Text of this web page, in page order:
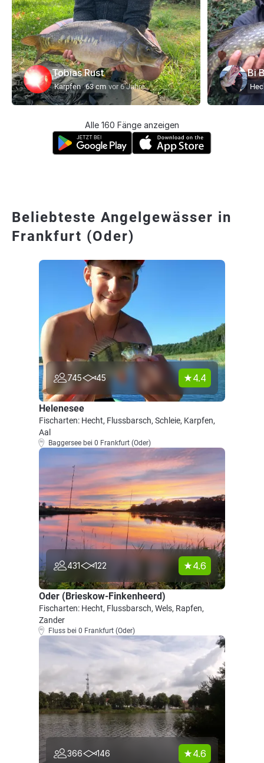
Tobias Rust
Karpfen 63 cm vor 6 Jahre
Bi
Alle 160 Fänge anzeigen
Beliebteste Angelgewässer in
Frankfurt (Oder)
745 45 4.4
Helenesee
Fischarten: Hecht, Flussbarsch, Schleie, Karpfen,
Aal
Baggersee bei 0 Frankfurt (Oder)
431 122 4.6
Oder (Brieskow-Finkenheerd)
Fischarten: Hecht, Flussbarsch, Wels, Rapfen,
Zander
Fluss bei 0 Frankfurt (Oder)
366 146 4.6